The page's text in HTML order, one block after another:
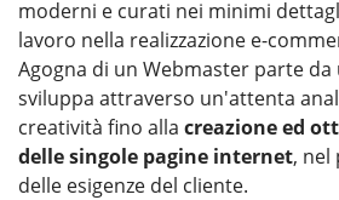
moderni e curati nei minimi
lavoro nella realizzazione e-
Agogna di un Webmaster parte da
sviluppa attraverso un'attenta
creatività fino alla creazione ed
delle singole pagine internet, nel
delle esigenze del cliente.